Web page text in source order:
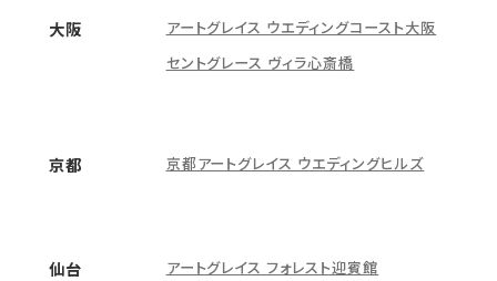
大阪
アートグレイス ウエディングコースト大阪
セントグレース ヴィラ心斎橋
京都 京都アートグレイス ウエディングヒルズ
仙台 アートグレイス フォレスト迎賓館